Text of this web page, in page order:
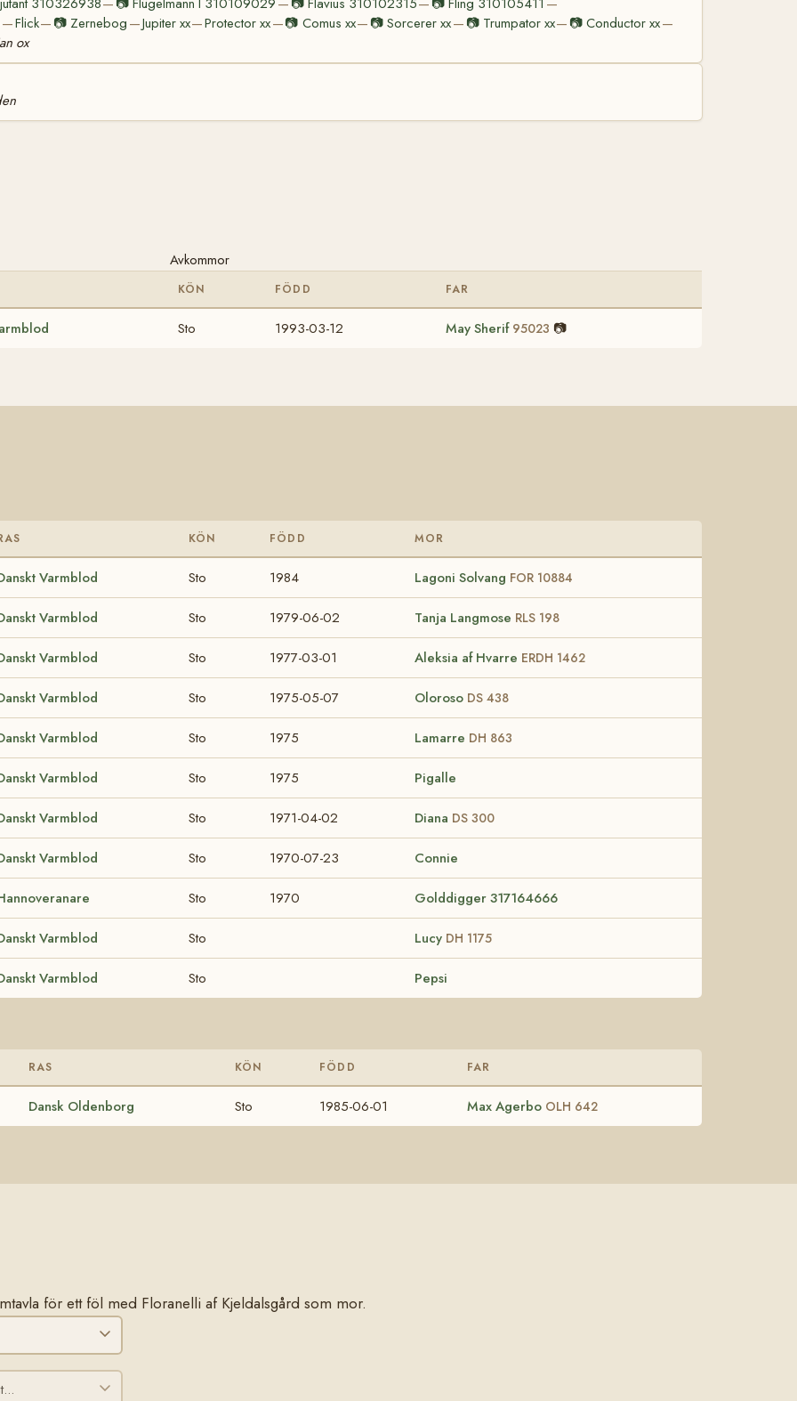
310326938— 📷Flügelmann I 310109029 — 📷 Flavius 310102315— 📷 Fling 310105411 —
—Flick— 📷 Zernebog —Jupiter xx—Protector xx—📷 Comus xx— 📷Sorcerer xx— 📷 Trumpator xx— 📷 Conductor xx—
ox
Avkommor
KÖN FÖDD FAR
Sto 1993-03-12 May Sherif 95023 📷
KÖN FÖDD MOR
Varmblod Sto 1984 Lagoni Solvang FOR 10884
Varmblod Sto 1979-06-02 Tanja Langmose RLS 198
Varmblod Sto 1977-03-01 Aleksia af Hvarre ERDH 1462
Varmblod Sto 1975-05-07 Oloroso DS 438
Varmblod Sto 1975 Lamarre DH 863
Varmblod Sto 1975 Pigalle
Varmblod Sto 1971-04-02 Diana DS 300
Varmblod Sto 1970-07-23 Connie
Sto 1970 Golddigger 317164666
Varmblod Sto Lucy DH 1175
Varmblod Sto Pepsi
RAS KÖN FÖDD FAR
Dansk Oldenborg Sto 1985-06-01 Max Agerbo OLH 642
för ett föl med Floranelli af Kjeldalsgård som mor.